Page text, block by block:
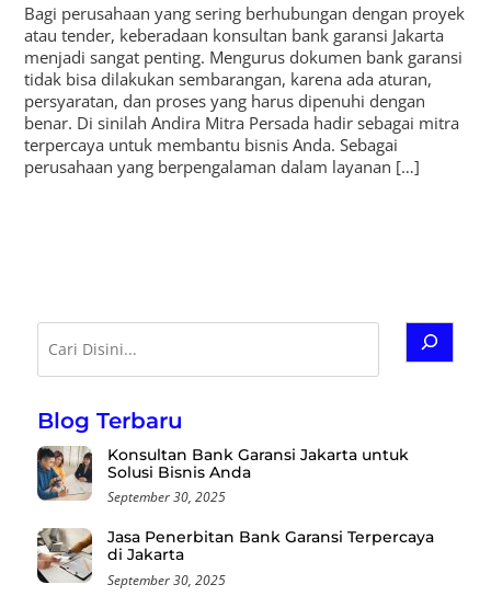
Bagi perusahaan yang sering berhubungan dengan proyek
atau tender, keberadaan konsultan bank garansi Jakarta
menjadi sangat penting. Mengurus dokumen bank garansi
tidak bisa dilakukan sembarangan, karena ada aturan,
persyaratan, dan proses yang harus dipenuhi dengan
benar. Di sinilah Andira Mitra Persada hadir sebagai mitra
terpercaya untuk membantu bisnis Anda. Sebagai
perusahaan yang berpengalaman dalam layanan […]
Cari
Blog Terbaru
Konsultan Bank Garansi Jakarta untuk
Solusi Bisnis Anda
September 30, 2025
Jasa Penerbitan Bank Garansi Terpercaya
di Jakarta
September 30, 2025